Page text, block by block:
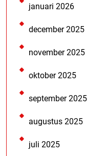
januari 2026
december 2025
november 2025
oktober 2025
september 2025
augustus 2025
juli 2025